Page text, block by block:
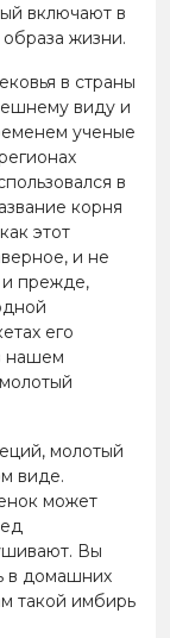
включают в
жизни.
в страны
виду и
ученые
в
корня
этот
и не
и прежде,
его
нашем
молотый
виде.
может
Вы
в домашних
такой имбирь